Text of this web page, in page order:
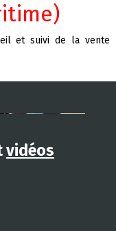
et suivi de la vente
vidéos